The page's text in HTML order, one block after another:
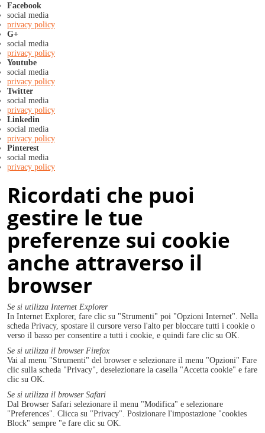
Facebook
social media
privacy policy
G+
social media
privacy policy
Youtube
social media
privacy policy
Twitter
social media
privacy policy
Linkedin
social media
privacy policy
Pinterest
social media
privacy policy
Ricordati che puoi
gestire le tue
preferenze sui cookie
anche attraverso il
browser
Se si utilizza Internet Explorer
In Internet Explorer, fare clic su "Strumenti" poi "Opzioni Internet". Nella
scheda Privacy, spostare il cursore verso l'alto per bloccare tutti i cookie o
verso il basso per consentire a tutti i cookie, e quindi fare clic su OK.
Se si utilizza il browser Firefox
Vai al menu "Strumenti" del browser e selezionare il menu "Opzioni" Fare
clic sulla scheda "Privacy", deselezionare la casella "Accetta cookie" e fare
clic su OK.
Se si utilizza il browser Safari
Dal Browser Safari selezionare il menu "Modifica" e selezionare
"Preferences". Clicca su "Privacy". Posizionare l'impostazione "cookies
Block" sempre "e fare clic su OK.